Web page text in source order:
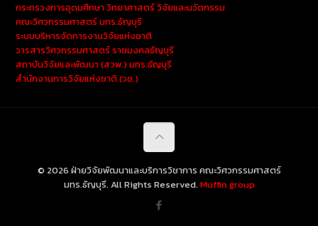
กระทรวงการอุดมศึกษา วิทยาศาสตร์ วิจัยและนวัตกรรม
คณะวิศวกรรมศาสตร์ มทร.ธัญบุรี
ระบบบริหารจัดการงานวิจัยแห่งชาติ
วารสารวิศวกรรมศาสตร์ ราชมงคลธัญบุรี
สถาบันวิจัยและพัฒนา (สวพ.) มทร.ธัญบุรี
สำนักงานการวิจัยแห่งชาติ (วช.)
© 2026 ฝ่ายวิจัยพัฒนาและบริการวิชาการ คณะวิศวกรรมศาสตร์
มทร.ธัญบุรี. All Rights Reserved.Muffin group